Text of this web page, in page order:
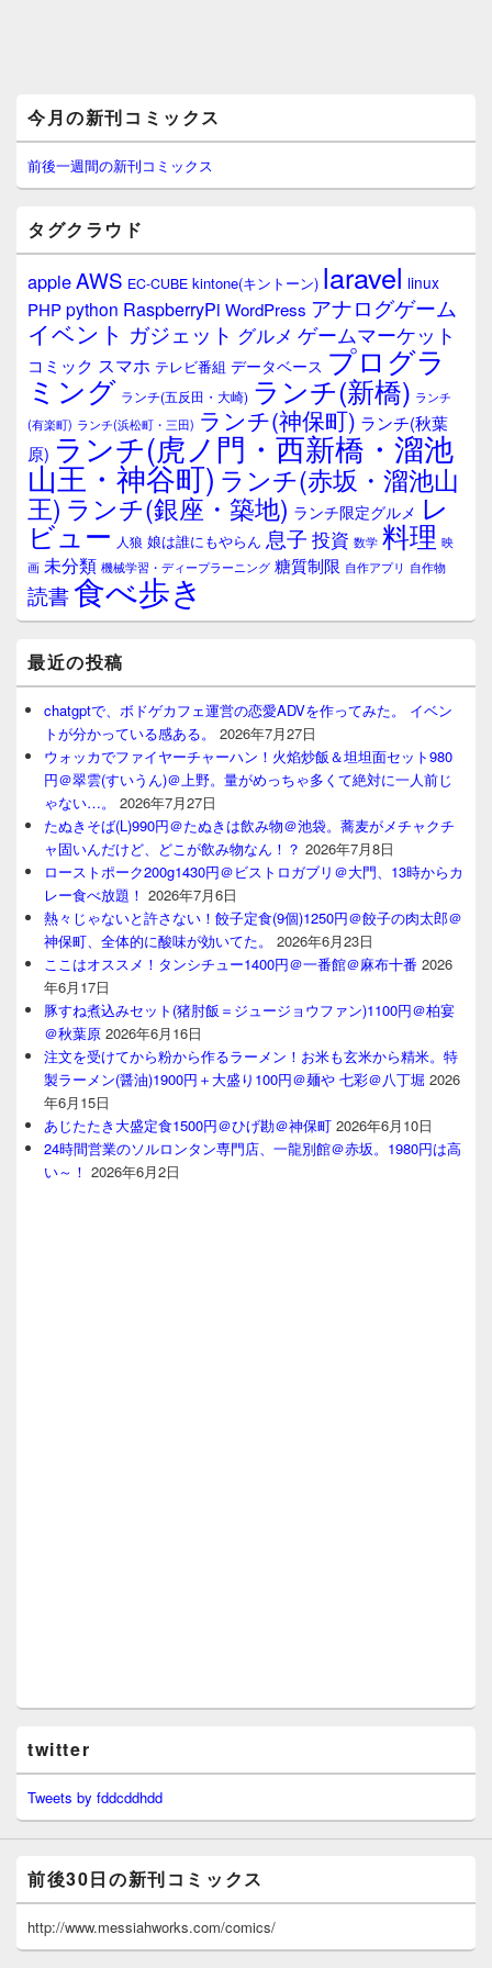
イ
ン
サ
イ
ウ
ィ
ジ
ェ
ア
今月の新刊コミックス
前後一週間の新刊コミックス
タグクラウド
appleAWS EC-CUBE kintone(キントーン) laravel linux
PHPpython RaspberryPi WordPress アナログゲーム
イベント ガジェット グルメ ゲームマーケット
コミック スマホ テレビ番組 データベース プログラ
ミング ランチ(五反田・大崎) ランチ(新橋) ランチ
(有楽町) ランチ(浜松町・三田) ランチ(神保町) ランチ(秋葉
原) ランチ(虎ノ門・西新橋・溜池
山王・神谷町) ランチ(赤坂・溜池山
王) ランチ(銀座・築地) ランチ限定グルメ レ
ビュー 人狼 娘は誰にもやらん 息子 投資 数学 料理 映
画 未分類 機械学習・ディープラーニング 糖質制限 自作アプリ 自作物
読書食べ歩き
最近の投稿
chatgptで、ボドゲカフェ運営の恋愛ADVを作ってみた。 イベン
トが分かっている感ある。
2026年7月27日
ウォッカでファイヤーチャーハン！火焰炒飯＆坦坦面セット980
円＠翠雲(すいうん)＠上野。量がめっちゃ多くて絶対に一人前じ
ゃない…。
2026年7月27日
たぬきそば(L)990円＠たぬきは飲み物＠池袋。蕎麦がメチャクチ
ャ固いんだけど、どこが飲み物なん！？ 2026年7月8日
ローストポーク200g1430円＠ビストロガブリ＠大門、13時からカ
レー食べ放題！ 2026年7月6日
熱々じゃないと許さない！餃子定食(9個)1250円＠餃子の肉太郎＠
神保町、全体的に酸味が効いてた。
2026年6月23日
ここはオススメ！タンシチュー1400円＠一番館＠麻布十番 2026
年6月17日
豚すね煮込みセット(猪肘飯＝ジュージョウファン)1100円＠柏宴
＠秋葉原 2026年6月16日
注文を受けてから粉から作るラーメン！お米も玄米から精米。特
製ラーメン(醤油)1900円＋大盛り100円＠麺や 七彩＠八丁堀 2026
年6月15日
あじたたき大盛定食1500円＠ひげ勘＠神保町 2026年6月10日
24時間営業のソルロンタン専門店、一龍別館＠赤坂。1980円は高
い～！ 2026年6月2日
twitter
Tweets by fddcddhdd
前後30日の新刊コミックス
http://www.messiahworks.com/comics/